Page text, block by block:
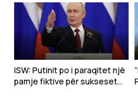
ISW: Putinit po i paraqitet një
pamje fiktive për sukseset